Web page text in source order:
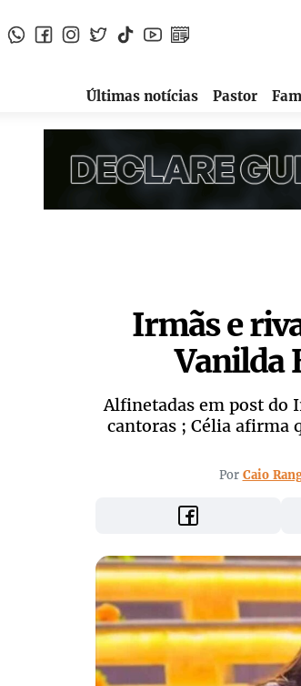
Últimas notícias Pastor
Irmãs e
Vanilda
Alfinetadas em post do
cantoras ; Célia afirma
Por Caio